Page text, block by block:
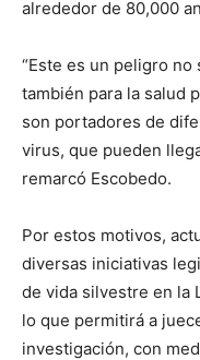
alrededor de 80,000
“Este es un peligro
también para la salud
son portadores de
virus, que pueden
remarcó Escobedo.
Por estos motivos,
diversas iniciativas
de vida silvestre en la
lo que permitirá a
investigación, con